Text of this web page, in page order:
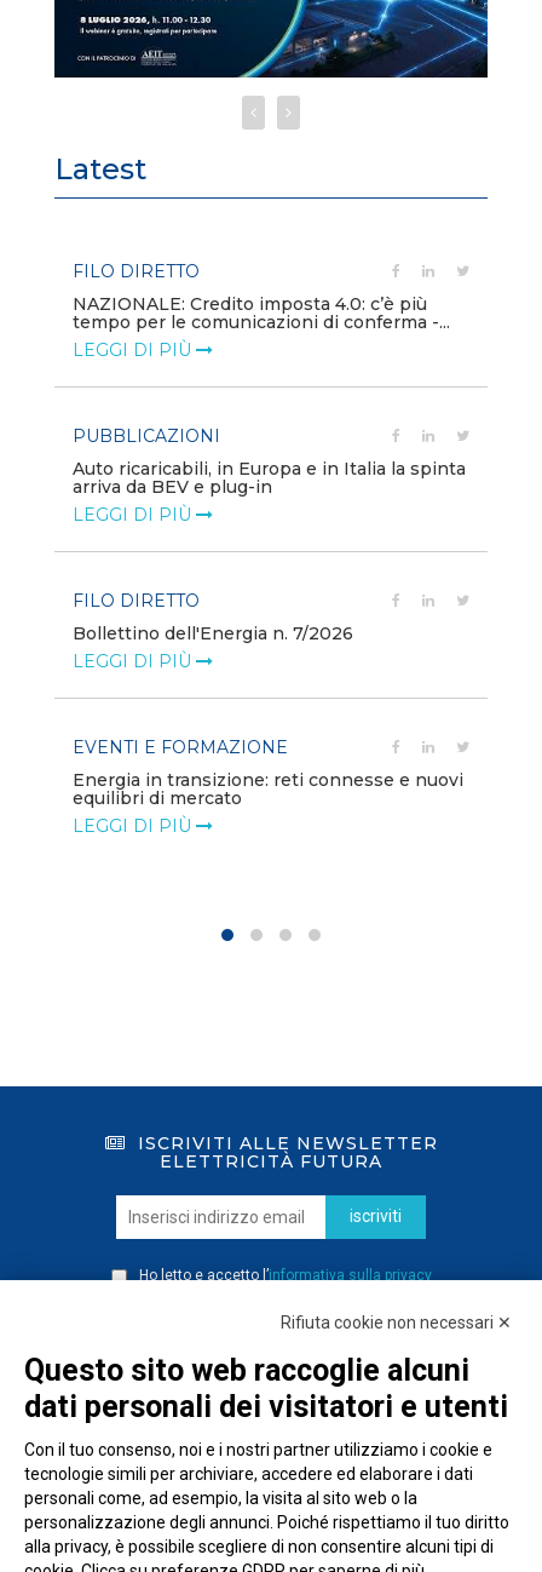
Latest
FILO DIRETTO
NAZIONALE: Credito imposta 4.0: c’è più
tempo per le comunicazioni di conferma -...
LEGGI DI PIÙ
PUBBLICAZIONI
Auto ricaricabili, in Europa e in Italia la spinta
arriva da BEV e plug-in
LEGGI DI PIÙ
FILO DIRETTO
Bollettino dell'Energia n. 7/2026
LEGGI DI PIÙ
EVENTI E FORMAZIONE
Energia in transizione: reti connesse e nuovi
equilibri di mercato
LEGGI DI PIÙ
ISCRIVITI ALLE NEWSLETTER
ELETTRICITÀ FUTURA
iscriviti
Ho letto e accetto l’informativa sulla privacy
Rifiuta cookie non necessari ✕
Questo sito web raccoglie alcuni
dati personali dei visitatori e utenti
Con il tuo consenso, noi e i nostri partner utilizziamo i cookie e
tecnologie simili per archiviare, accedere ed elaborare i dati
personali come, ad esempio, la visita al sito web o la
personalizzazione degli annunci. Poiché rispettiamo il tuo diritto
alla privacy, è possibile scegliere di non consentire alcuni tipi di